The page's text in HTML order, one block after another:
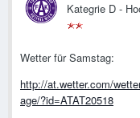
Kategrie D -
Wetter für Samstag:
http://at.wetter.com/
age/?id=ATAT20518